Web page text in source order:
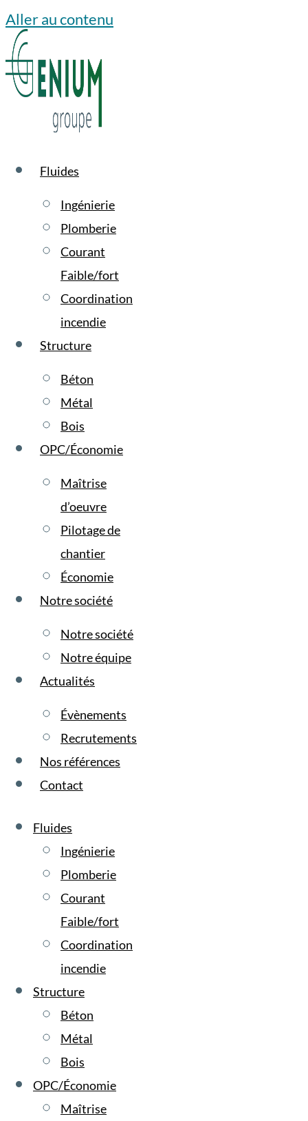
Aller au contenu
Fluides
Ingénierie
Plomberie
Courant
Faible/fort
Coordination
incendie
Structure
Béton
Métal
Bois
OPC/Économie
Maîtrise
d’oeuvre
Pilotage de
chantier
Économie
Notre société
Notre société
Notre équipe
Actualités
Évènements
Recrutements
Nos références
Contact
Fluides
Ingénierie
Plomberie
Courant
Faible/fort
Coordination
incendie
Structure
Béton
Métal
Bois
OPC/Économie
Maîtrise